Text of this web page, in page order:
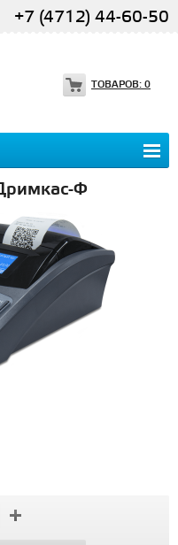
+7 (4712) 44-60-50
ТОВАРОВ: 0
Ф